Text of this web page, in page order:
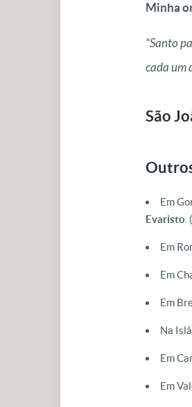
Minha
“Santo
cada um
São
Em
Evaristo
Em
Em
Em
Na
Em
Em